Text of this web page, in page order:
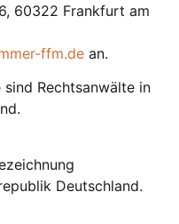
60322 Frankfurt am
ffm.de an.
Rechtsanwälte in
Deutschland.